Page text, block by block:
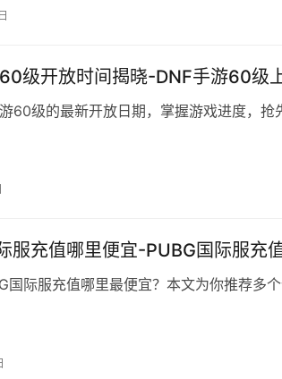
级开放时间揭晓-DNF手游60级
60级的最新开放日期，掌握游戏进度，抢
服充值哪里便宜-PUBG国际服充
国际服充值哪里最便宜？本文为你推荐多个